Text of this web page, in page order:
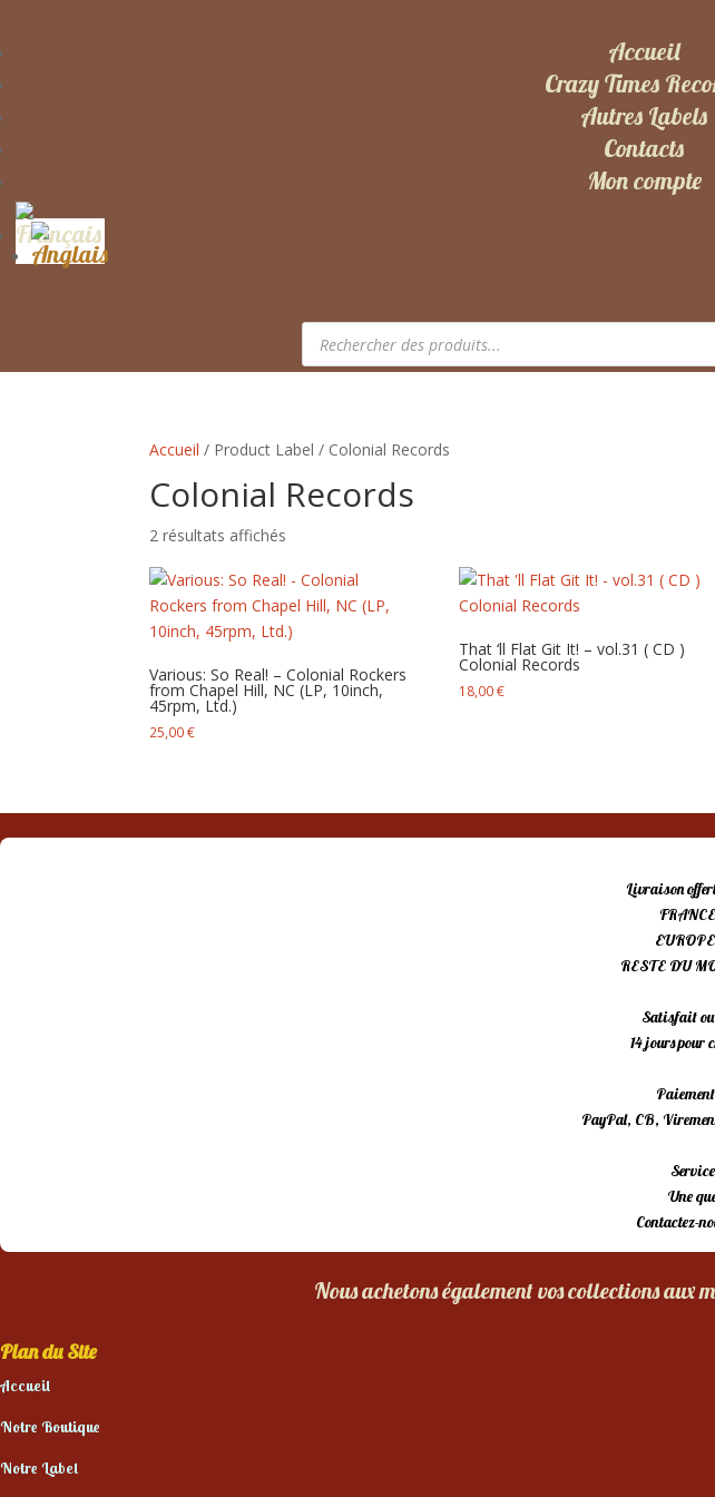
Accueil
Crazy Times
Autres Labels
Contacts
Mon compte
Recherche
produits
Accueil / Product Label / Colonial Records
Colonial Records
2 résultats affichés
plus
récent
au
ancien
Various: So Real! – Colonial Rockers
from Chapel Hill, NC (LP, 10inch,
45rpm, Ltd.)
25,00€
That ‘ll Flat Git It! – vol.31 ( CD )
Colonial Records
18,00€
Livraison
RESTE DU
Satisfait ou
14 jours pour
PayPal, CB,
Une
Contactez-
Nous achetons également vos collections aux
Plan du Site
Accueil
Notre Boutique
Notre Label